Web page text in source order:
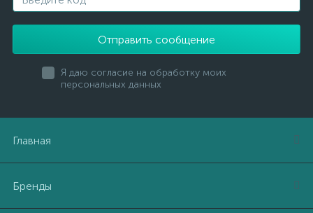
Отправить сообщение
Я даю согласие на обработку моих
персональных данных
Главная
Бренды